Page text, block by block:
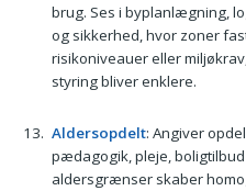
brug. Ses i byplanlægning,
og sikkerhed, hvor zoner
risikoniveauer eller
styring bliver enklere.
Aldersopdelt: Angiver
pædagogik, pleje,
aldersgrænser skaber